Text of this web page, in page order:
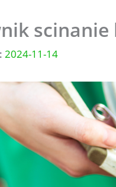
2024-11-14